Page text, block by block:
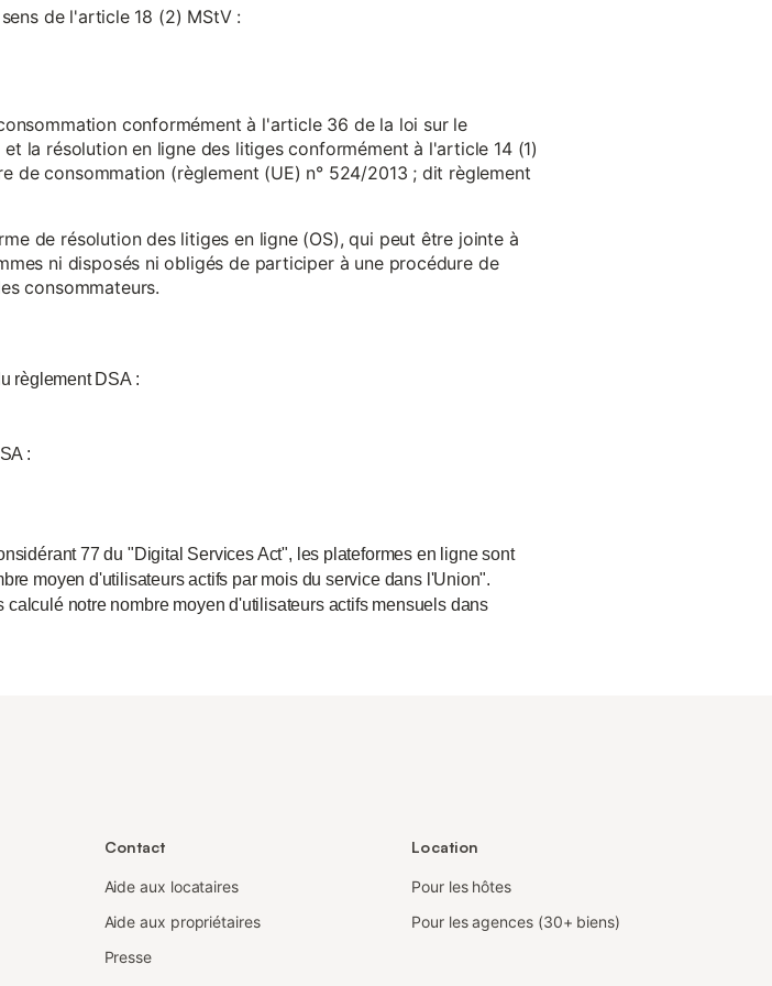
de l'article 18 (2) MStV :
conformément à l'article 36 de la loi sur le
la résolution en ligne des litiges conformément à l'article 14 (1)
de consommation (règlement (UE) n° 524/2013 ; dit règlement
de résolution des litiges en ligne (OS), qui peut être jointe à
ni disposés ni obligés de participer à une procédure de
consommateurs.
règlement DSA :
:
77 du "Digital Services Act", les plateformes en ligne sont
moyen d'utilisateurs actifs par mois du service dans l'Union".
notre nombre moyen d'utilisateurs actifs mensuels dans
Contact
Aide aux locataires
Aide aux propriétaires
Presse
Location
Pour les hôtes
Pour les agences (30+ biens)